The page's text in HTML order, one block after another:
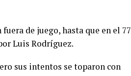
de juego, hasta que en el 77
Luis Rodríguez.
sus intentos se toparon con